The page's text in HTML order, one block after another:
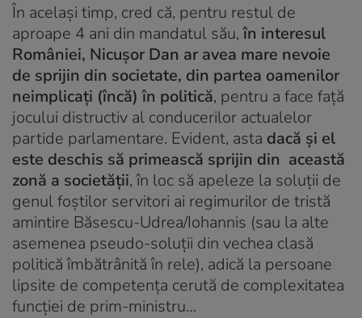
În același timp, cred că, pentru restul de
aproape 4 ani din mandatul său,în interesul
României, Nicușor Dan ar avea mare nevoie
de sprijin din societate, din partea oamenilor
neimplicați (încă) în politică, pentru a face față
jocului distructiv al conducerilor actualelor
partide parlamentare. Evident, asta dacă și el
este deschis să primească sprijin din această
zonă a societății, în loc să apeleze la soluții de
genul foștilor servitori ai regimurilor de tristă
amintire Băsescu-Udrea/Iohannis (sau la alte
asemenea pseudo-soluții din vechea clasă
politică îmbătrânită în rele), adică la persoane
lipsite de competența cerută de complexitatea
funcției de prim-ministru…